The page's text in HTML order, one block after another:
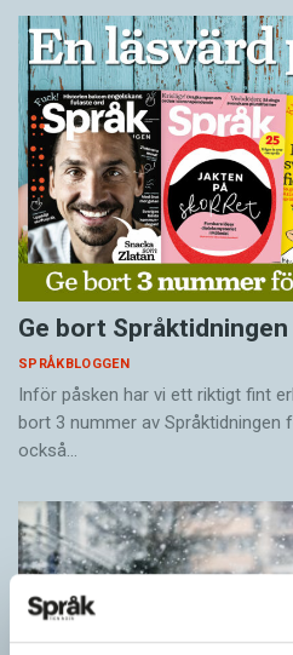
Ge bort
SPRÅKBLOGGEN
Inför påsken har vi ett riktigt fint
bort 3 nummer av Språktidningen
också…